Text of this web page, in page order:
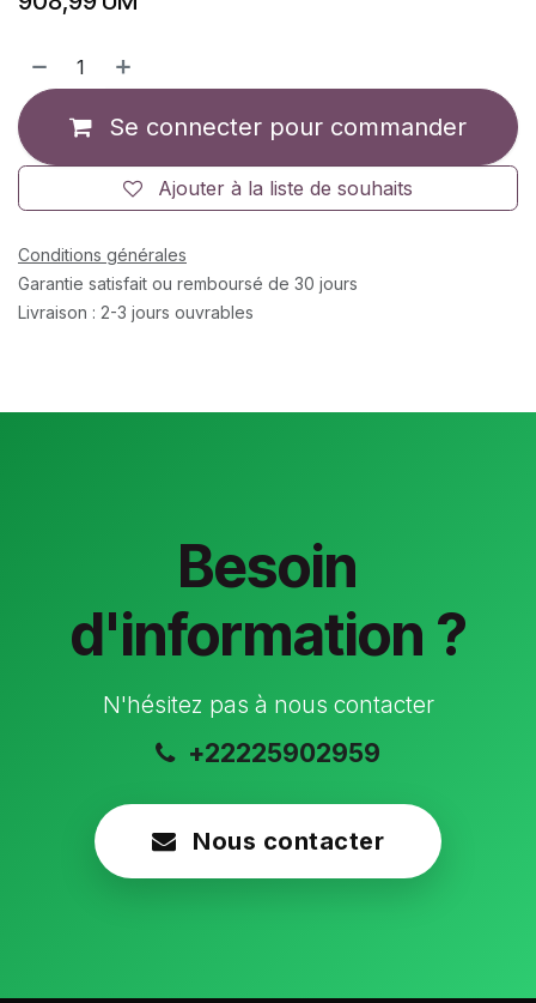
Se connecter pour commander
Ajouter à la liste de souhaits
Conditions générales
Garantie satisfait ou remboursé de 30 jours
Livraison : 2-3 jours ouvrables
Besoin
d'information ?
N'hésitez pas à nous contacter
+22225902959
Nous contacter